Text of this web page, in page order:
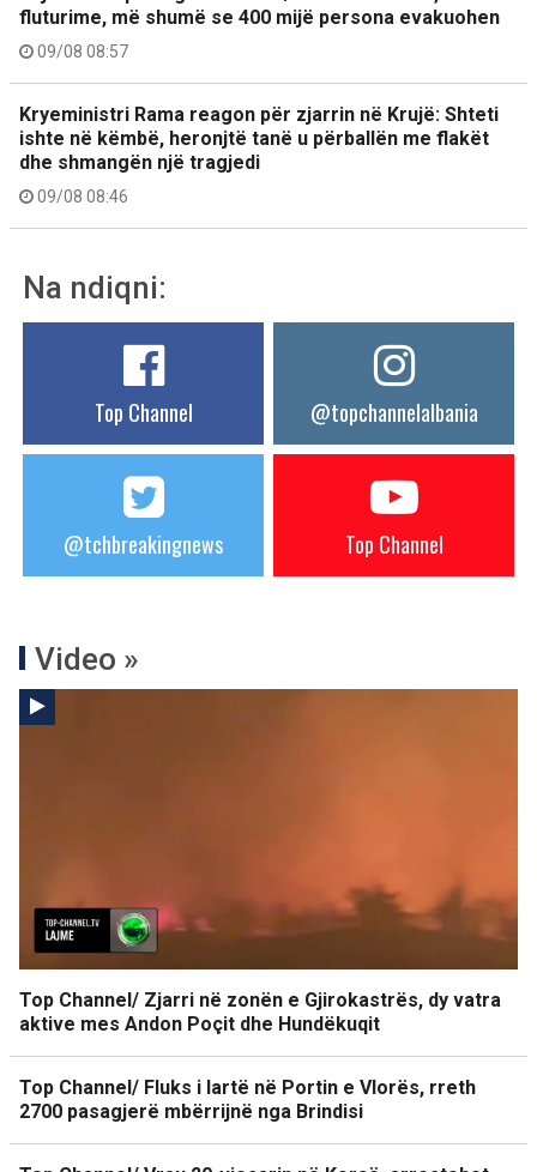
fluturime, më shumë se 400 mijë persona evakuohen
09/08 08:57
Kryeministri Rama reagon për zjarrin në Krujë: Shteti
ishte në këmbë, heronjtë tanë u përballën me flakët
dhe shmangën një tragjedi
09/08 08:46
Na ndiqni:
Top Channel @topchannelalbania
@tchbreakingnews Top Channel
Video »
Top Channel/ Zjarri në zonën e Gjirokastrës, dy vatra
aktive mes Andon Poçit dhe Hundëkuqit
Top Channel/ Fluks i lartë në Portin e Vlorës, rreth
2700 pasagjerë mbërrijnë nga Brindisi